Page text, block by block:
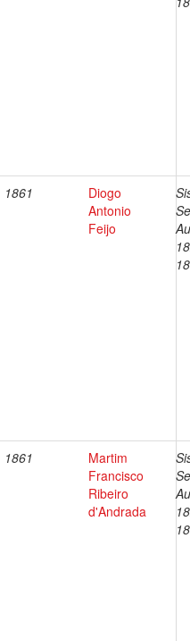
1861
Diogo
Antonio
Feijo
1861
Martim
Francisco
Ribeiro
d'Andrada